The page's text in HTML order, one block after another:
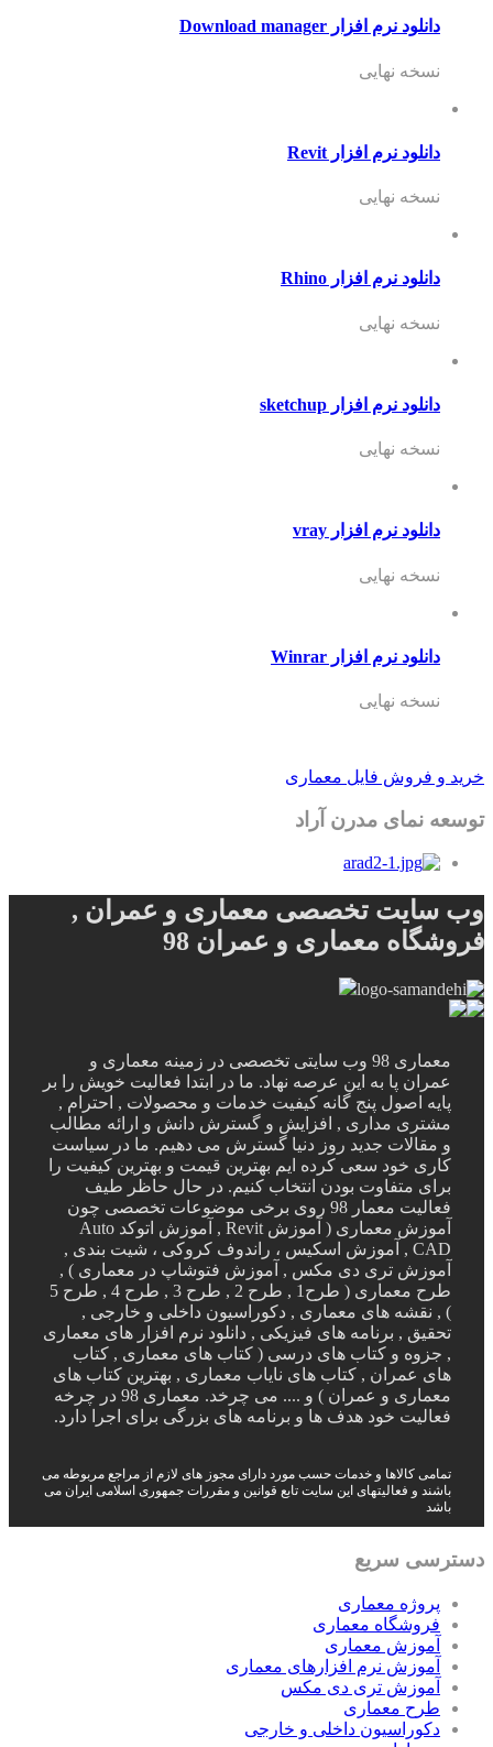
دانلود نرم افزار Download manager
نسخه نهایی
دانلود نرم افزار Revit
نسخه نهایی
دانلود نرم افزار Rhino
نسخه نهایی
دانلود نرم افزار sketchup
نسخه نهایی
دانلود نرم افزار vray
نسخه نهایی
دانلود نرم افزار Winrar
نسخه نهایی
خرید و فروش فایل معماری
توسعه نمای مدرن آراد
وب سایت تخصصی معماری و عمران ,
فروشگاه معماری و عمران 98
معماری 98 وب سایتی تخصصی در زمینه معماری و
عمران پا به این عرصه نهاد. ما در ابتدا فعالیت خویش را بر
پایه اصول پنج گانه کیفیت خدمات و محصولات , احترام ,
مشتری مداری , افزایش و گسترش دانش و ارائه مطالب
و مقالات جدید روز دنیا گسترش می دهیم. ما در سیاست
کاری خود سعی کرده ایم بهترین قیمت و بهترین کیفیت را
برای متفاوت بودن انتخاب کنیم. در حال حاظر طیف
فعالیت معمار 98 روی برخی موضوعات تخصصی چون
آموزش معماری ( آموزش Revit , آموزش اتوکد Auto
CAD , آموزش اسکیس ، راندوف کروکی ، شیت بندی ,
آموزش تری دی مکس , آموزش فتوشاپ در معماری ) ,
طرح معماری ( طرح1 , طرح 2 , طرح 3 , طرح 4 , طرح 5
) , نقشه های معماری , دکوراسیون داخلی و خارجی ,
تحقیق , برنامه های فیزیکی , دانلود نرم افزار های معماری
, جزوه و کتاب های درسی ( کتاب های معماری , کتاب
های عمران , کتاب های نایاب معماری , بهترین کتاب های
معماری و عمران ) و .... می چرخد. معماری 98 در چرخه
فعالیت خود هدف ها و برنامه های بزرگی برای اجرا دارد.
تمامی کالاها و خدمات حسب مورد دارای مجوز های لازم از مراجع مربوطه می
باشند و فعالیتهای این سایت تابع قوانین و مقررات جمهوری اسلامی ایران می
باشد
دسترسی سریع
پروژه معماری
فروشگاه معماری
آموزش معماری
آموزش نرم افزارهای معماری
آموزش تری دی مکس
طرح معماری
دکوراسیون داخلی و خارجی